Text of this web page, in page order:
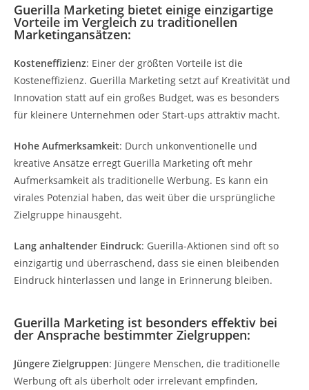
Guerilla Marketing bietet einige einzigartige
Vorteile im Vergleich zu traditionellen
Marketingansätzen:
Kosteneffizienz: Einer der größten Vorteile ist die
Kosteneffizienz. Guerilla Marketing setzt auf Kreativität und
Innovation statt auf ein großes Budget, was es besonders
für kleinere Unternehmen oder Start-ups attraktiv macht.
Hohe Aufmerksamkeit: Durch unkonventionelle und
kreative Ansätze erregt Guerilla Marketing oft mehr
Aufmerksamkeit als traditionelle Werbung. Es kann ein
virales Potenzial haben, das weit über die ursprüngliche
Zielgruppe hinausgeht.
Lang anhaltender Eindruck: Guerilla-Aktionen sind oft so
einzigartig und überraschend, dass sie einen bleibenden
Eindruck hinterlassen und lange in Erinnerung bleiben.
Guerilla Marketing ist besonders effektiv bei
der Ansprache bestimmter Zielgruppen:
Jüngere Zielgruppen: Jüngere Menschen, die traditionelle
Werbung oft als überholt oder irrelevant empfinden,